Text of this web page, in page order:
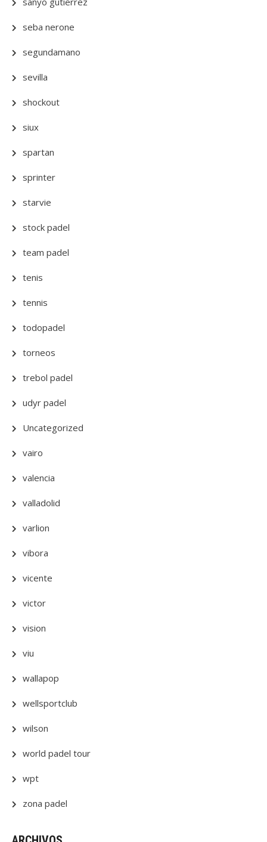
seba nerone
segundamano
sevilla
shockout
siux
spartan
sprinter
starvie
stock padel
team padel
tenis
tennis
todopadel
torneos
trebol padel
udyr padel
Uncategorized
vairo
valencia
valladolid
varlion
vibora
vicente
victor
vision
viu
wallapop
wellsportclub
wilson
world padel tour
wpt
zona padel